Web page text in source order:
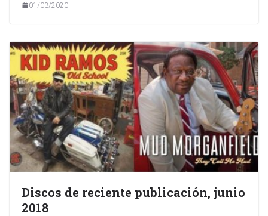
01/03/2020
Discos de reciente publicación, junio
2018